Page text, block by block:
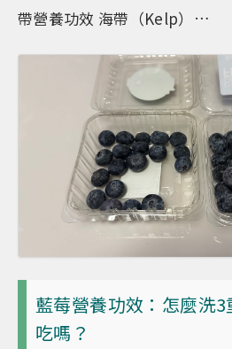
帶營養功效 海帶（Kelp）…
藍莓營養功效：怎麼洗
吃嗎？